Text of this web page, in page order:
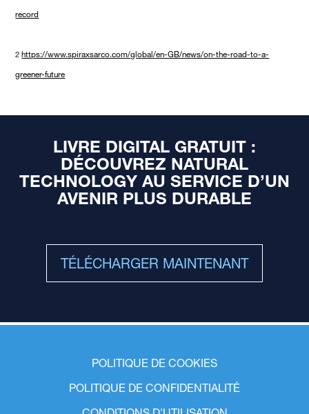
record
2https://www.spiraxsarco.com/global/en-GB/news/on-the-road-to-a-
greener-future
LIVRE DIGITAL GRATUIT :
DÉCOUVREZ NATURAL
TECHNOLOGY AU SERVICE D’UN
AVENIR PLUS DURABLE
TÉLÉCHARGER MAINTENANT
POLITIQUE DE COOKIES
POLITIQUE DE CONFIDENTIALITÉ